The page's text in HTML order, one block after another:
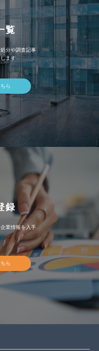
覧
分や調査記事
ます
ら
録
業情報を入手
ら